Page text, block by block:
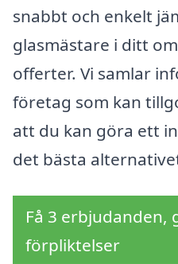
snabbt och enkelt
glasmästare i ditt
offerter. Vi samlar
företag som kan
att du kan göra ett
det bästa
Få 3 erbjudanden,
förpliktelser